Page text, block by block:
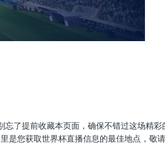
了提前收藏本页面，确保不错过这场精彩
是您获取世界杯直播信息的最佳地点，敬请